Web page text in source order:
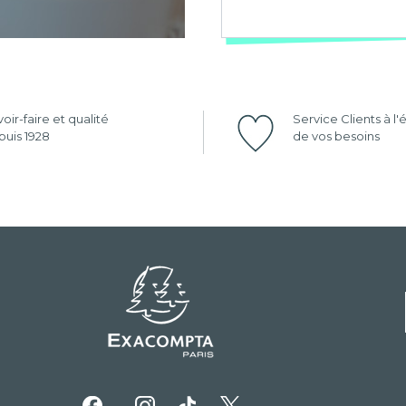
faire et qualité
1928
Service Clients à
de vos besoins